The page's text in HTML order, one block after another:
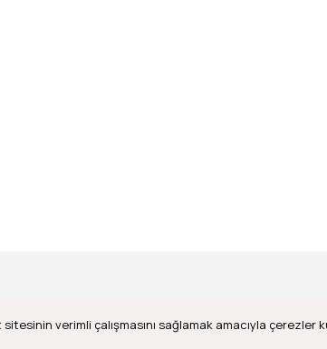
verimli çalışmasını sağlamak amacıyla çerezler
ideasoft